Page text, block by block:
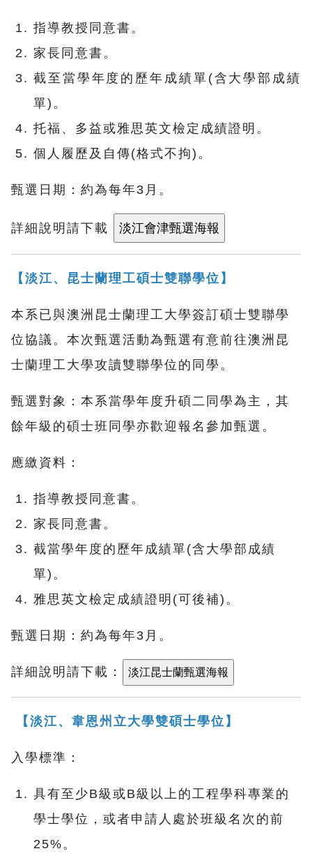
指導教授同意書。
家長同意書。
截至當學年度的歷年成績單(含大學部成績
單)。
托福、多益或雅思英文檢定成績證明。
個人履歷及自傳(格式不拘)。
甄選日期：約為每年3月。
詳細說明請下載
【淡江、昆士蘭理工碩士雙聯學位】
本系已與澳洲昆士蘭理工大學簽訂碩士雙聯學
位協議。本次甄選活動為甄選有意前往澳洲昆
士蘭理工大學攻讀雙聯學位的同學。
甄選對象：本系當學年度升碩二同學為主，其
餘年級的碩士班同學亦歡迎報名參加甄選。
應繳資料：
指導教授同意書。
家長同意書。
截當學年度的歷年成績單(含大學部成績
單)。
雅思英文檢定成績證明(可後補)。
甄選日期：約為每年3月。
詳細說明請下載：
【淡江、韋恩州立大學雙碩士學位】
入學標準：
具有至少B級或B級以上的工程學科專業的
學士學位，或者申請人處於班級名次的前
25%。